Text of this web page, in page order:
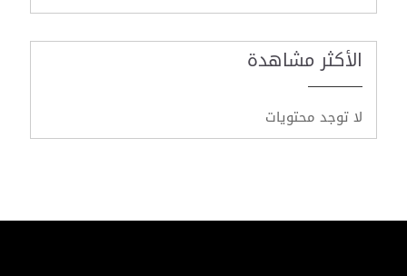
الأكثر مشاهدة
لا توجد محتويات